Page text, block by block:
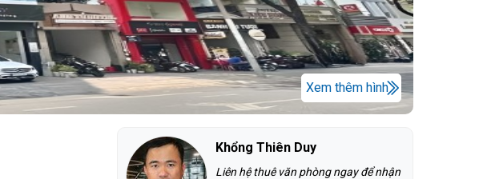
Xem thêm hình
Khổng Thiên Duy
Liên hệ thuê văn phòng ngay để nhận